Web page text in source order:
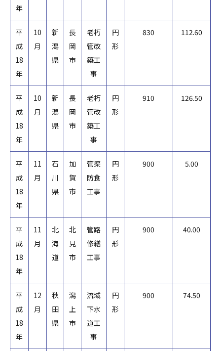
年
平
成
18
年
10
月
新
潟
県
長
岡
市
老朽
管改
築工
事
円
形
830 112.60
平
成
18
年
10
月
新
潟
県
長
岡
市
老朽
管改
築工
事
円
形
910 126.50
平
成
18
年
11
月
石
川
県
加
賀
市
管渠
防食
工事
円
形
900 5.00
平
成
18
年
11
月
北
海
道
北
見
市
管路
修繕
工事
円
形
900 40.00
平
成
18
年
12
月
秋
田
県
潟
上
市
流域
下水
道工
事
円
形
900 74.50